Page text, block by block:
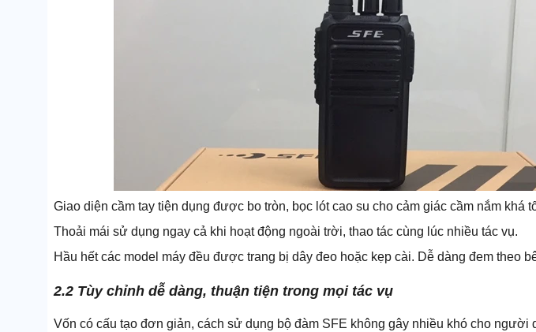
Giao diện cầm tay tiện dụng được bo tròn, bọc lót cao su cho cảm giác cầm nắm khá
Thoải mái sử dụng ngay cả khi hoạt động ngoài trời, thao tác cùng lúc nhiều tác vụ.
Hầu hết các model máy đều được trang bị dây đeo hoặc kẹp cài. Dễ dàng đem theo
2.2 Tùy chỉnh dễ dàng, thuận tiện trong mọi tác vụ
Vốn có cấu tạo đơn giản, cách sử dụng bộ đàm SFE không gây nhiều khó cho người